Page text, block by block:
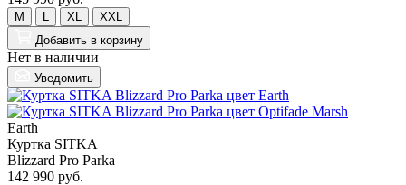
M XL
XXL
Добавить в корзину
Нет в наличии
Уведомить
Earth
Куртка SITKA
Blizzard Pro Parka
142 990 руб.